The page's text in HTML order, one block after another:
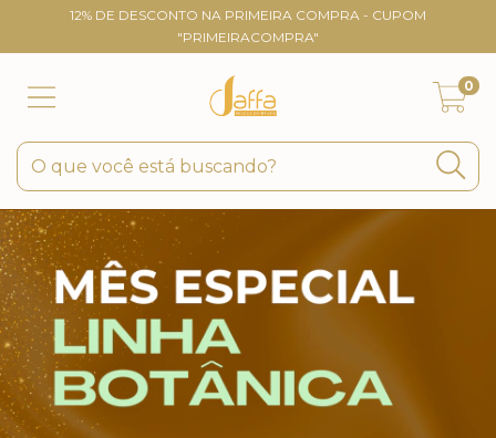
12% DE DESCONTO NA PRIMEIRA COMPRA - CUPOM
"PRIMEIRACOMPRA"
0